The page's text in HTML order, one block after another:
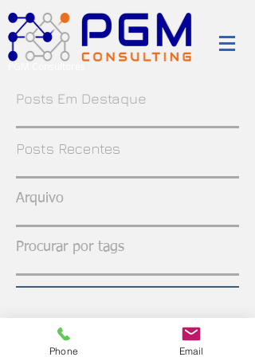
Posts Em Destaque
Posts Recentes
Arquivo
Procurar por tags
Phone Email